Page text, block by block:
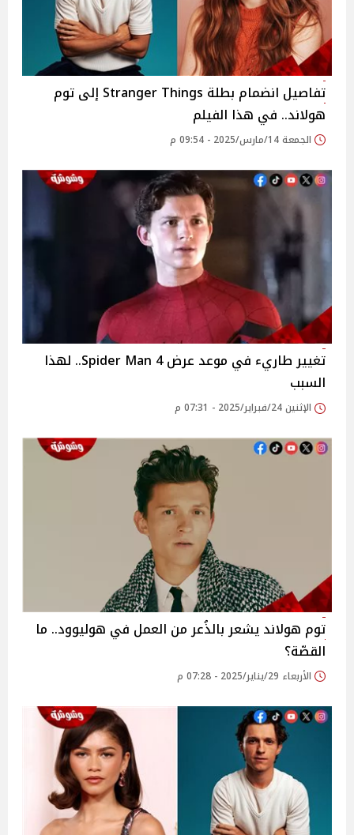
تفاصيل انضمام بطلة Stranger Things إلى توم
هولاند.. في هذا الفيلم
الجمعة 14/مارس/2025 - 09:54 م
تغيير طاريء في موعد عرض Spider Man 4.. لهذا
السبب
الإثنين 24/فبراير/2025 - 07:31 م
توم هولاند يشعر بالذُعر من العمل في هوليوود.. ما
القصّة؟
الأربعاء 29/يناير/2025 - 07:28 م